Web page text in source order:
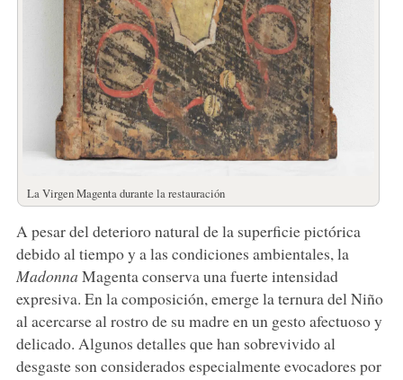
La Virgen Magenta durante la restauración
A pesar del deterioro natural de la superficie pictórica
debido al tiempo y a las condiciones ambientales, la
Madonna Magenta conserva una fuerte intensidad
expresiva. En la composición, emerge la ternura del Niño
al acercarse al rostro de su madre en un gesto afectuoso y
delicado. Algunos detalles que han sobrevivido al
desgaste son considerados especialmente evocadores por